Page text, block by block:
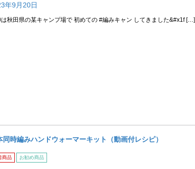
年9月20日
秋田県の某キャンプ場で 初めての #編みキャン してきました&#x1f […]
同時編みハンドウォーマーキット（動画付レシピ）
商品 お勧め商品